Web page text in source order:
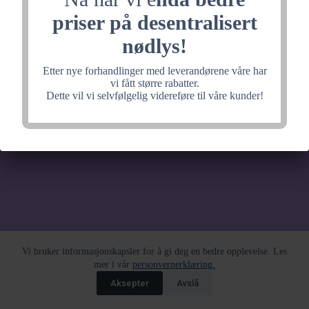
priser på desentralisert
nødlys!
Etter nye forhandlinger med leverandørene våre har
vi fått større rabatter.
Dette vil vi selvfølgelig videreføre til våre kunder!
Vi bruker informasjonskapsler for å gi deg en bedre opplevelse. Les
mer i vår personvernerklæring.
Aksepter
Avslå
noe fantastisk, velkommen
tilbake litt senere.